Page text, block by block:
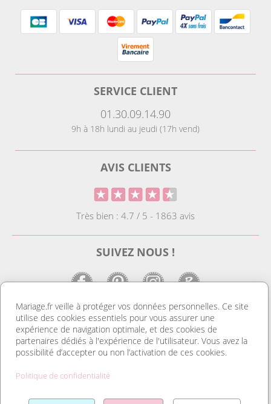
SERVICE CLIENT
01.30.09.14.90
9h à 18h lundi au jeudi (17h vend)
AVIS CLIENTS
Très bien : 4.7 / 5 - 1863 avis
SUIVEZ NOUS !
LE SITE DE LA DECO MARIAGE
Notre site est le spécialiste de la décoration mariage. Vous
trouverez des idées de déco pas cher ainsi que des housses de
marque place et de porte nom. Tout pour réussir une
Lire la suite
Mariage.fr veille à protéger vos données personnelles. Ce site
utilise des cookies essentiels pour vous assurer une
expérience de navigation optimale, et des cookies de
partenaires dédiés à l'expérience de l'utilisateur. Vous avez la
possibilité d’accepter ou non l’activation de ces cookies.
Politique de confidentialité